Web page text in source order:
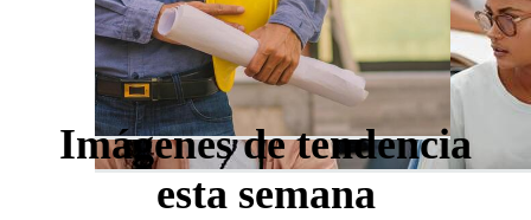
Imágenes de tendencia
esta semana